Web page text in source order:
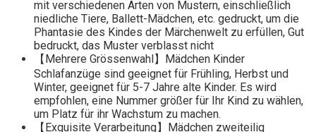
mit verschiedenen Arten von Mustern, einschließlich
niedliche Tiere, Ballett-Mädchen, etc. gedruckt, um die
Phantasie des Kindes der Märchenwelt zu erfüllen, Gut
bedruckt, das Muster verblasst nicht
【Mehrere Grössenwahl】Mädchen Kinder
Schlafanzüge sind geeignet für Frühling, Herbst und
Winter, geeignet für 5-7 Jahre alte Kinder. Es wird
empfohlen, eine Nummer größer für Ihr Kind zu wählen,
um Platz für ihr Wachstum zu machen.
【Exquisite Verarbeitung】Mädchen zweiteilig